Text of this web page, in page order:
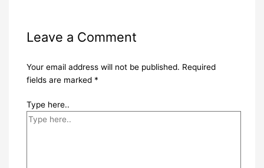
Leave a Comment
Your email address will not be published. Required
fields are marked *
Type here..